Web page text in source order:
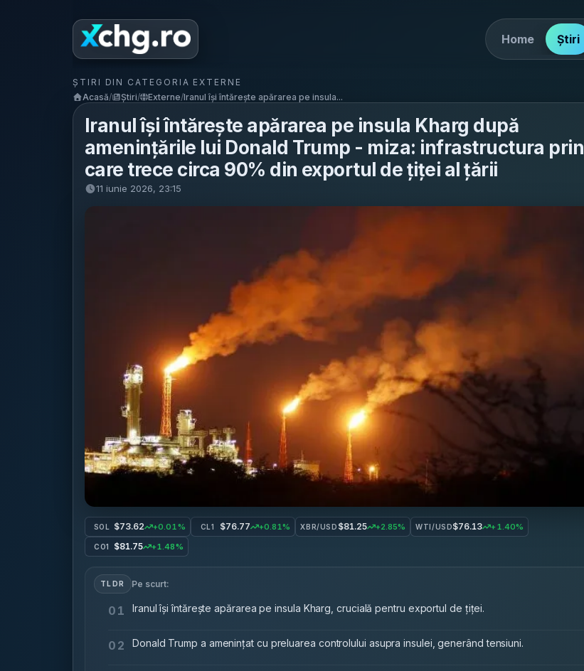
Home Știri
ȘTIRI DIN CATEGORIA EXTERNE
Acasă/ Știri/ Externe/Iranul își întărește apărarea pe insula...
Iranul își întărește apărarea pe insula Kharg după
amenințările lui Donald Trump - miza: infrastructura prin
care trece circa 90% din exportul de țiței al țării
11 iunie 2026, 23:15
SOL $73.62 +0.01% CL1 $76.77 +0.81% XBR/USD $81.25 +2.85% WTI/USD$76.13 +1.40%
CO1 $81.75 +1.48%
TLDR Pe scurt:
01 Iranul își întărește apărarea pe insula Kharg, crucială pentru exportul de țiței.
02 Donald Trump a amenințat cu preluarea controlului asupra insulei, generând tensiuni.